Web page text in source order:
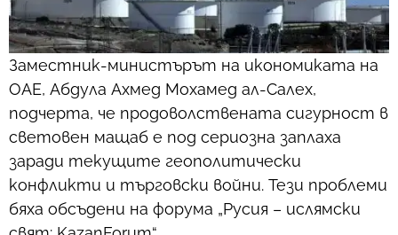
Заместник-министърът на икономиката на
ОАЕ, Абдула Ахмед Мохамед ал-Салех,
подчерта, че продоволствената сигурност в
световен мащаб е под сериозна заплаха
заради текущите геополитически
конфликти и търговски войни. Тези проблеми
бяха обсъдени на форума „Русия – ислямски